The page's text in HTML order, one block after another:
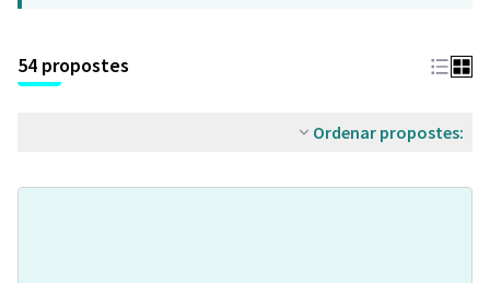
54 propostes
Ordenar propostes: